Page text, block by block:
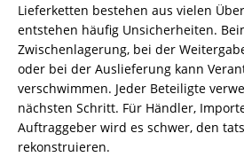
Lieferketten bestehen aus vielen
entstehen häufig Unsicherheiten.
Zwischenlagerung, bei der
oder bei der Auslieferung kann
verschwimmen. Jeder Beteiligte
nächsten Schritt. Für Händler,
Auftraggeber wird es schwer, den
rekonstruieren.